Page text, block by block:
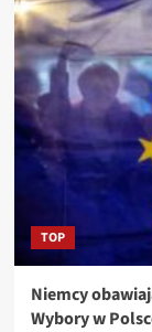
TOP
Niemcy
Wybory w